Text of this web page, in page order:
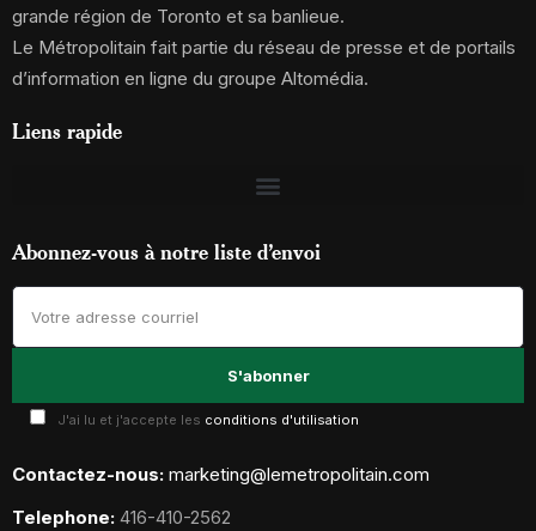
grande région de Toronto et sa banlieue.
Le Métropolitain fait partie du réseau de presse et de portails
d’information en ligne du groupe Altomédia.
Liens rapide
Abonnez-vous à notre liste d’envoi
J'ai lu et j'accepte les conditions d'utilisation
Contactez-nous: marketing@lemetropolitain.com
Telephone: 416-410-2562